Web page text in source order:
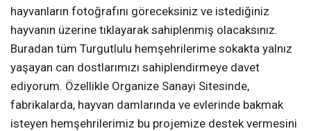
hayvanların fotoğrafını göreceksiniz ve istediğiniz
hayvanın üzerine tıklayarak sahiplenmiş olacaksınız.
Buradan tüm Turgutlulu hemşehrilerime sokakta yalnız
yaşayan can dostlarımızı sahiplendirmeye davet
ediyorum. Özellikle Organize Sanayi Sitesinde,
fabrikalarda, hayvan damlarında ve evlerinde bakmak
isteyen hemşehrilerimiz bu projemize destek vermesini